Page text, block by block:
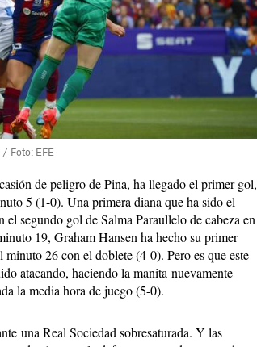
Foto: EFE
de peligro de Pina, ha llegado el primer gol,
5 (1-0). Una primera diana que ha sido el
segundo gol de Salma Paraullelo de cabeza en
19, Graham Hansen ha hecho su primer
26 con el doblete (4-0). Pero es que este
atacando, haciendo la manita nuevamente
la media hora de juego (5-0).
una Real Sociedad sobresaturada. Y las